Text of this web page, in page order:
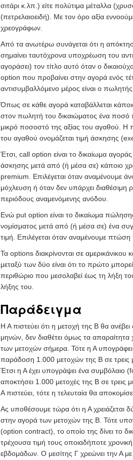
σιτάρι κ.λπ.) είτε πολύτιμα μέταλλα
(πετρελαιοειδή). Με τον όρο αξία
χρεογράφων.
Από τα ανωτέρω συνάγεται ότι η
σημαίνει ταυτόχρονα υποχρέωση του
αγοράσει) τον τίτλο αυτό όταν ο
option που προβαίνει στην αγορά ενός
αντισυμβαλλόμενο μέρος είναι ο
Όπως σε κάθε αγορά καταβάλλεται
στον πωλητή του δικαιώματος ένα ποσό
μικρό ποσοστό της αξίας του αγαθού.
του αγαθού ονομάζεται τιμή άσκησης
Έτσι, call option είναι το δικαίωμα
άσκησης μετά από (ή μέσα σε) κάποιο
premium. Επιλέγεται όταν αναμένουμε
μόχλευση ή όταν δεν υπάρχει διαθέσιμη
περιόδους αναμενόμενης ανόδου.
Ενώ put option είναι το δικαίωμα
νομίσματος μετά από (ή μέσα σε) ένα
τιμή. Επιλέγεται όταν αναμένουμε πτώση
Τα options διακρίνονται σε
μεταξύ των δύο είναι ότι το πρώτο
περιθώριο που μεσολαβεί έως τη λήξη
λήξης του.
Παράδειγμα
Η Α πιστεύει ότι η μετοχή της Β θα
μηνών, δεν διαθέτει όμως τα απαραίτητα
των μετοχών σήμερα. Τότε η Α υπογράφει
παράδοση 1.000 μετοχών της Β σε τρεις
Έτσι η Α έχει υπογράψει ένα συμβόλαιο
αποκτήσει 1.000 μετοχές της Β σε τρεις
Α πιστεύει, τότε η τελευταία θα
Ας υποθέσουμε τώρα ότι η Α χρειάζεται
στην αγορά των μετοχών της Β. Τότε
(option contract), το οποίο της δίνει το
τρέχουσα τιμή τους οποιαδήποτε
εβδομάδων. Ο μεσίτης Γ χρεώνει την Α